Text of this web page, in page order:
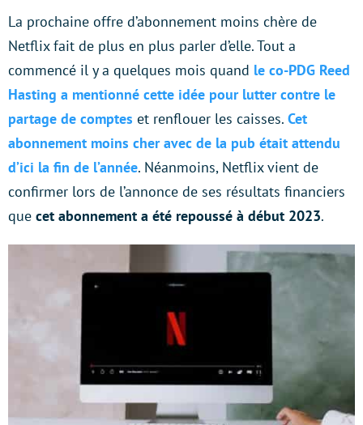
La prochaine offre d’abonnement moins chère de
Netflix fait de plus en plus parler d’elle. Tout a
commencé il y a quelques mois quand le co-PDG Reed
Hasting a mentionné cette idée pour lutter contre le
partage de comptes et renflouer les caisses. Cet
abonnement moins cher avec de la pub était attendu
d’ici la fin de l’année. Néanmoins, Netflix vient de
confirmer lors de l’annonce de ses résultats financiers
que cet abonnement a été repoussé à début 2023.